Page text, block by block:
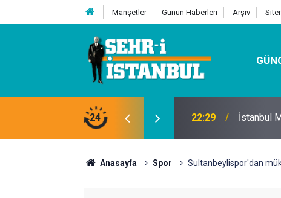
Manşetler Günün Haberleri Arşiv
24 07:32 Kutu
Anasayfa Spor Sultanbeylispor'dan